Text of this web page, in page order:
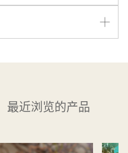
日: HK$274.2/盒
: HK$320.2/盒
姓氏及电话号码，系统核实
登入 Mi+ 会员帐户，方
。
。
出 (挂号邮寄费 HK$35)。
订单仅限享此优惠一次，
送时间会因节日 (例如：圣
最近浏览的产品